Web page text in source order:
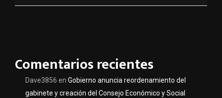
Comentarios recientes
Dave3856 en Gobierno anuncia reordenamiento del
gabinete y creación del Consejo Económico y Social